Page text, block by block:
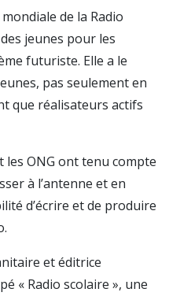
de la Radio
jeunes pour les
futuriste. Elle a le
pas seulement en
que réalisateurs actifs
ONG ont tenu compte
à l’antenne et en
d’écrire et de produire
et éditrice
« Radio scolaire », une